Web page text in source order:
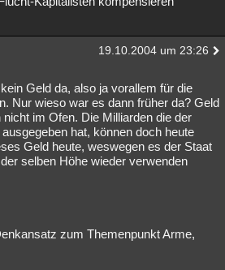
19.10.2004 um 23:26
Geld da, also ja vorallem für die
Nur wieso war es dann früher da? Geld
im Ofen. Die Milliarden die der
hat, können doch heute
Geld heute, weswegen es der Staat
selben Höhe wieder verwenden
zum Themenpunkt Arme,